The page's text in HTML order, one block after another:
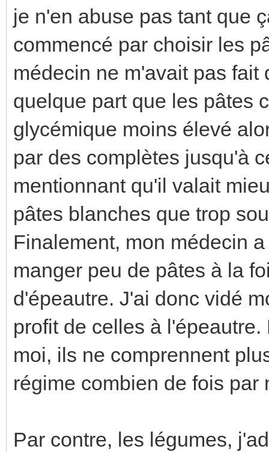
je n'en abuse pas tant que
commencé par choisir les
médecin ne m'avait pas
quelque part que les pâtes
glycémique moins élevé
par des complètes jusqu'à
mentionnant qu'il valait
pâtes blanches que trop
Finalement, mon médecin
manger peu de pâtes à la
d'épeautre. J'ai donc vidé
profit de celles à
moi, ils ne comprennent
régime combien de fois par
Par contre, les légumes,